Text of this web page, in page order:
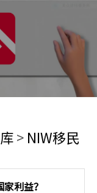
> NIW移民
利益？